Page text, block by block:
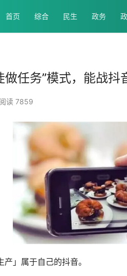
首页 综合 民生 政务
任务”模式，能战抖
阅读 7859
」属于自己的抖音。